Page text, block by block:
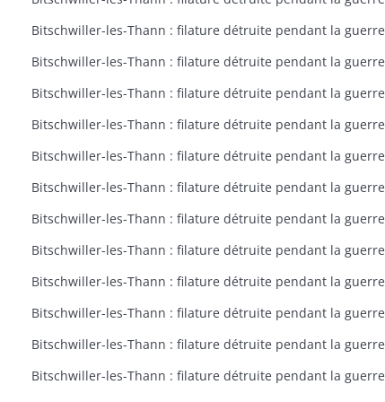
Bitschwiller-les-Thann : filature détruite pendant la guerre
Bitschwiller-les-Thann : filature détruite pendant la guerre
Bitschwiller-les-Thann : filature détruite pendant la guerre
Bitschwiller-les-Thann : filature détruite pendant la guerre
Bitschwiller-les-Thann : filature détruite pendant la guerre
Bitschwiller-les-Thann : filature détruite pendant la guerre
Bitschwiller-les-Thann : filature détruite pendant la guerre
Bitschwiller-les-Thann : filature détruite pendant la guerre
Bitschwiller-les-Thann : filature détruite pendant la guerre
Bitschwiller-les-Thann : filature détruite pendant la guerre
Bitschwiller-les-Thann : filature détruite pendant la guerre
Bitschwiller-les-Thann : filature détruite pendant la guerre